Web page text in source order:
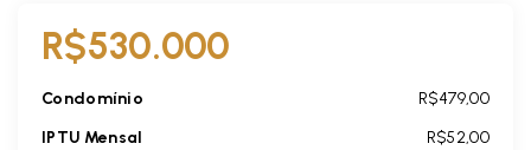
R$530.000
Condomínio
R$479,00
IPTU Mensal
R$52,00